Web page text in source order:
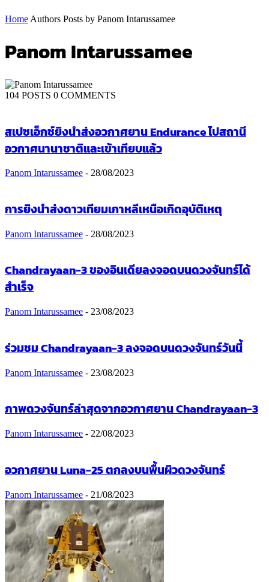
Home Authors Posts by Panom Intarussamee
Panom Intarussamee
104 POSTS 0 COMMENTS
สเปซเอ็กซ์ยิงนำส่งอวกาศยาน Endurance ไปสถานี
อวกาศนานาชาติและเข้าเทียบแล้ว
Panom Intarussamee - 28/08/2023
การยิงนำส่งดาวเทียมเกาหลีเหนือเกิดอุบัติเหตุ
Panom Intarussamee - 28/08/2023
Chandrayaan-3 ของอินเดียลงจอดบนดวงจันทร์ได้
สำเร็จ
Panom Intarussamee - 23/08/2023
ร่วมชม Chandrayaan-3 ลงจอดบนดวงจันทร์วันนี้
Panom Intarussamee - 23/08/2023
ภาพดวงจันทร์ล่าสุดจากอวกาศยาน Chandrayaan-3
Panom Intarussamee - 22/08/2023
อวกาศยาน Luna-25 ตกลงบนพื้นผิวดวงจันทร์
Panom Intarussamee - 21/08/2023